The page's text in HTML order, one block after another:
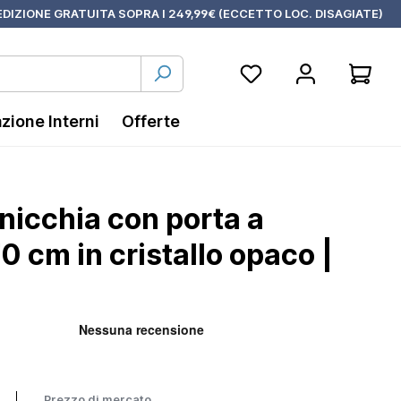
GRATUITA SOPRA I 249,99€ (ECCETTO LOC. DISAGIATE)
Interni Offerte
con porta a
cm in cristallo opaco |